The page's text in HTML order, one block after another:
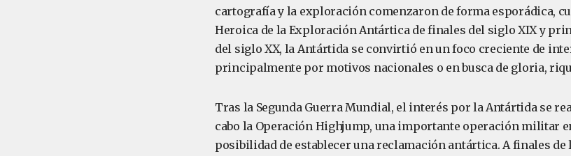
cartografía y la exploración comenzaron de forma esporádica,
Heroica de la Exploración Antártica de finales del siglo XIX y
del siglo XX, la Antártida se convirtió en un foco creciente de
principalmente por motivos nacionales o en busca de gloria,
Tras la Segunda Guerra Mundial, el interés por la Antártida se
cabo la Operación Highjump, una importante operación militar
posibilidad de establecer una reclamación antártica. A finales de